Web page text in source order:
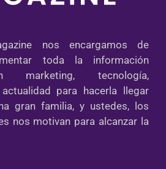
nos encargamos de
toda la información
marketing, tecnología,
para hacerla llegar
gran familia, y ustedes, los
nos motivan para alcanzar la